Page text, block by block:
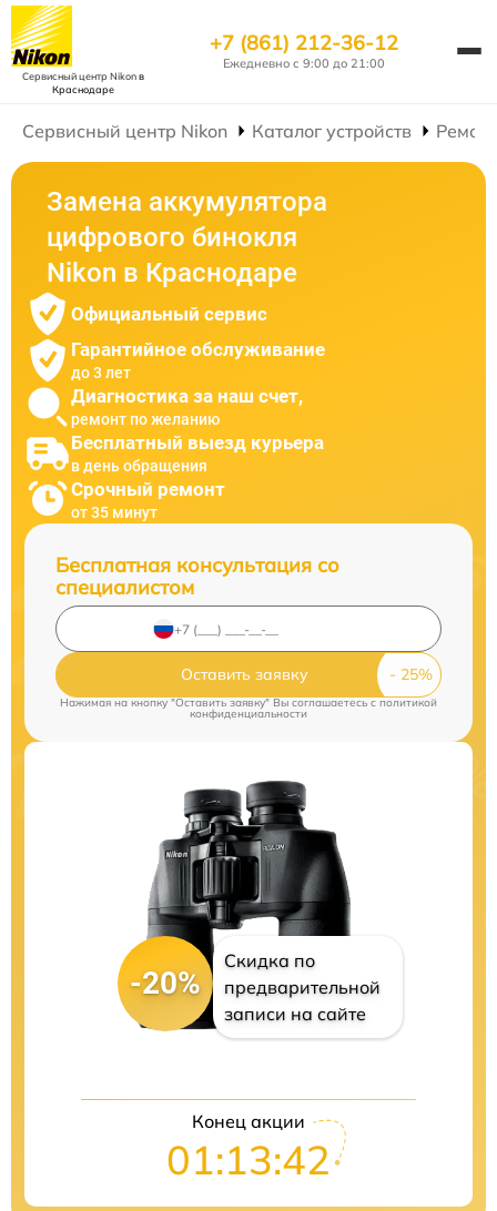
Сервисный центр Nikonв
Краснодаре
+7 (861) 212-36-12
Ежедневно с 9:00 до 21:00
Сервисный центр Nikon Каталог устройств
Замена аккумулятора
цифрового бинокля
Nikon в Краснодаре
Официальный сервис
Гарантийное обслуживание
до 3 лет
Диагностика за наш счет,
ремонт по желанию
Бесплатный выезд курьера
в день обращения
Срочный ремонт
от 35 минут
Бесплатная консультация со
специалистом
Оставить заявку
Нажимая на кнопку "Оставить заявку" Вы соглашаетесь cполитикой
конфиденциальности
-20%
Скидка по
предварительной
записи на сайте
Конец акции
01:13:41